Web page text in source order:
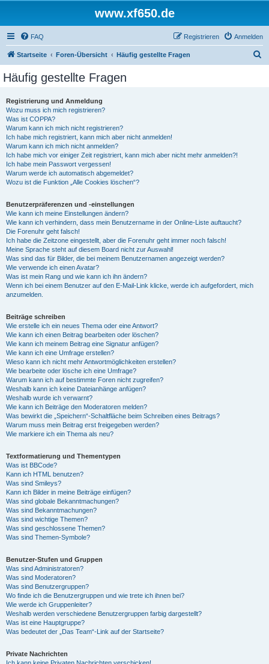
www.xf650.de
FAQ Anmelden
Registrieren
Startseite Foren-Übersicht Häufig gestellte Fragen
Häufig gestellte Fragen
Registrierung und Anmeldung
Wozu muss ich mich registrieren?
Was ist COPPA?
Warum kann ich mich nicht registrieren?
Ich habe mich registriert, kann mich aber nicht anmelden!
Warum kann ich mich nicht anmelden?
Ich habe mich vor einiger Zeit registriert, kann mich aber nicht mehr anmelden?!
Ich habe mein Passwort vergessen!
Warum werde ich automatisch abgemeldet?
Wozu ist die Funktion „Alle Cookies löschen“?
Benutzerpräferenzen und -einstellungen
Wie kann ich meine Einstellungen ändern?
Wie kann ich verhindern, dass mein Benutzername in der Online-Liste auftaucht?
Die Forenuhr geht falsch!
Ich habe die Zeitzone eingestellt, aber die Forenuhr geht immer noch falsch!
Meine Sprache steht auf diesem Board nicht zur Auswahl!
Was sind das für Bilder, die bei meinem Benutzernamen angezeigt werden?
Wie verwende ich einen Avatar?
Was ist mein Rang und wie kann ich ihn ändern?
Wenn ich bei einem Benutzer auf den E-Mail-Link klicke, werde ich aufgefordert, mich
anzumelden.
Beiträge schreiben
Wie erstelle ich ein neues Thema oder eine Antwort?
Wie kann ich einen Beitrag bearbeiten oder löschen?
Wie kann ich meinem Beitrag eine Signatur anfügen?
Wie kann ich eine Umfrage erstellen?
Wieso kann ich nicht mehr Antwortmöglichkeiten erstellen?
Wie bearbeite oder lösche ich eine Umfrage?
Warum kann ich auf bestimmte Foren nicht zugreifen?
Weshalb kann ich keine Dateianhänge anfügen?
Weshalb wurde ich verwarnt?
Wie kann ich Beiträge den Moderatoren melden?
Was bewirkt die „Speichern“-Schaltfläche beim Schreiben eines Beitrags?
Warum muss mein Beitrag erst freigegeben werden?
Wie markiere ich ein Thema als neu?
Textformatierung und Thementypen
Was ist BBCode?
Kann ich HTML benutzen?
Was sind Smileys?
Kann ich Bilder in meine Beiträge einfügen?
Was sind globale Bekanntmachungen?
Was sind Bekanntmachungen?
Was sind wichtige Themen?
Was sind geschlossene Themen?
Was sind Themen-Symbole?
Benutzer-Stufen und Gruppen
Was sind Administratoren?
Was sind Moderatoren?
Was sind Benutzergruppen?
Wo finde ich die Benutzergruppen und wie trete ich ihnen bei?
Wie werde ich Gruppenleiter?
Weshalb werden verschiedene Benutzergruppen farbig dargestellt?
Was ist eine Hauptgruppe?
Was bedeutet der „Das Team“-Link auf der Startseite?
Private Nachrichten